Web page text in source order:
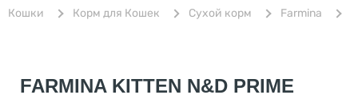
Кошки Корм для Кошек Сухой корм Farmina
FARMINA KITTEN N&D PRIME